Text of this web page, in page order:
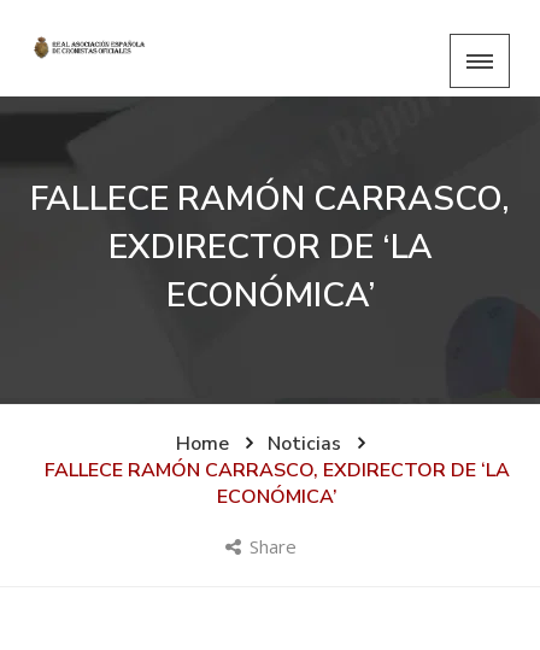
FALLECE RAMÓN CARRASCO,
EXDIRECTOR DE ‘LA
ECONÓMICA’
Home
Noticias
FALLECE RAMÓN CARRASCO, EXDIRECTOR DE ‘LA
ECONÓMICA’
Share